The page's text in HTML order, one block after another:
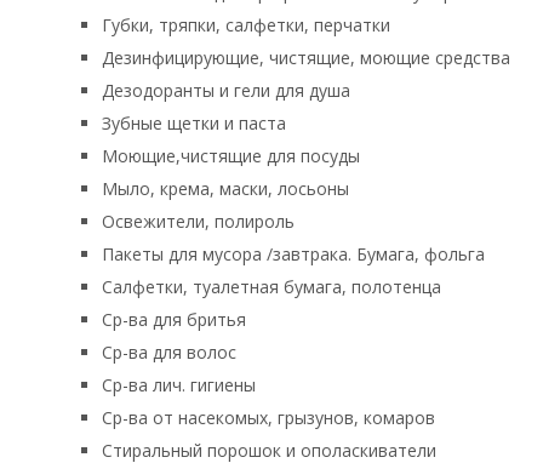
Губки, тряпки, салфетки, перчатки
Дезинфицирующие, чистящие, моющие средства
Дезодоранты и гели для душа
Зубные щетки и паста
Моющие,чистящие для посуды
Мыло, крема, маски, лосьоны
Освежители, полироль
Пакеты для мусора /завтрака. Бумага, фольга
Салфетки, туалетная бумага, полотенца
Ср-ва для бритья
Ср-ва для волос
Ср-ва лич. гигиены
Ср-ва от насекомых, грызунов, комаров
Стиральный порошок и ополаскиватели